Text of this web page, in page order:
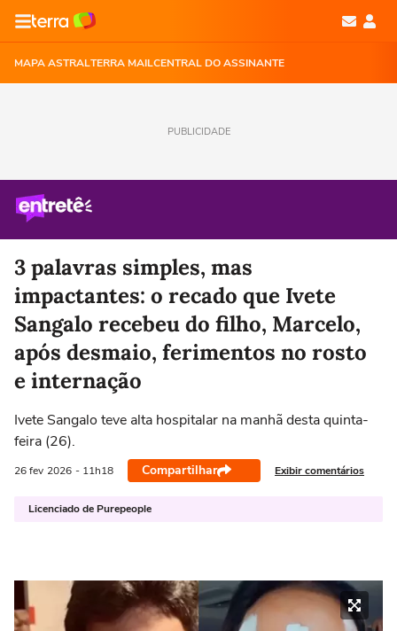
MAPA ASTRALTERRA MAILCENTRAL DO ASSINANTE
PUBLICIDADE
3 palavras simples, mas
impactantes: o recado que Ivete
Sangalo recebeu do filho, Marcelo,
após desmaio, ferimentos no rosto
e internação
Ivete Sangalo teve alta hospitalar na manhã desta quinta-
feira (26).
26 fev 2026 - 11h18 Compartilhar Exibir comentários
Licenciado de Purepeople